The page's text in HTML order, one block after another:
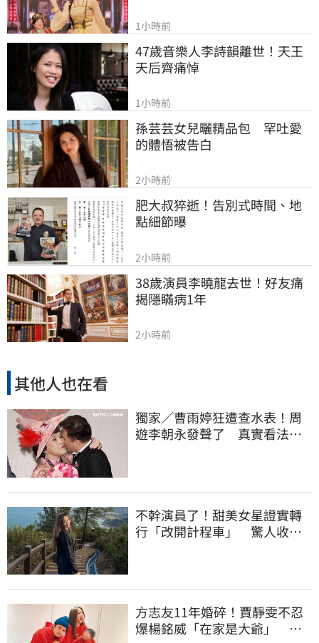
1小時前
47歲音樂人李詩韻離世！天王
天后齊痛悼
1小時前
孫芸芸女兒曬精品包　罕吐愛
的體悟被告白
2小時前
肥大叔猝逝！告別式時間、地
點細節曝
2小時前
38歲演員李曉龍去世！好友痛
揭隱瞞病1年
2小時前
其他人也在看
獨家／曹雨婷狂遭查水表！周
遊李朝永發聲了 真實看法曝
不幹演員了！甜美女星證實轉
行「改開計程車」 驚人收入
方志友11年婚碎！賈靜雯不忍
爆楊銘威「在家是大爺」 洩